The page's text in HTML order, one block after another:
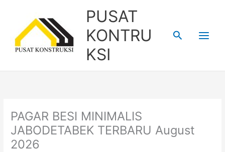
content
PUSAT
KONTRU
KSI
Search
PAGAR BESI MINIMALIS
JABODETABEK TERBARU August
2026